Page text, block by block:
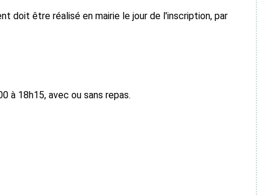
doit être réalisé en mairie le jour de l'inscription, par
à 18h15, avec ou sans repas.